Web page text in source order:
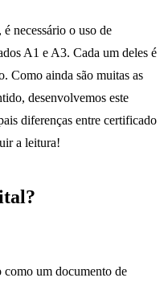
é necessário o uso de
A1 e A3. Cada um deles é
Como ainda são muitas as
desenvolvemos este
diferenças entre certificado
a leitura!
um documento de